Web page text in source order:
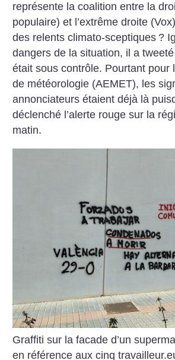
représente la coalition entre la
populaire) et l’extrême droite
des relents climato-sceptiques ?
dangers de la situation, il a
était sous contrôle. Pourtant pour
de météorologie (AEMET), les
annonciateurs étaient déjà là
déclenché l’alerte rouge sur la
matin.
Graffiti sur la facade d’un
en référence aux cinq